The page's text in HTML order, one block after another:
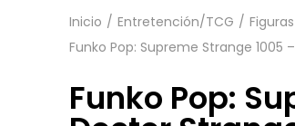
Inicio / Entretención/TCG /
Funko Pop: Supreme Strange 1005
Funko Pop: